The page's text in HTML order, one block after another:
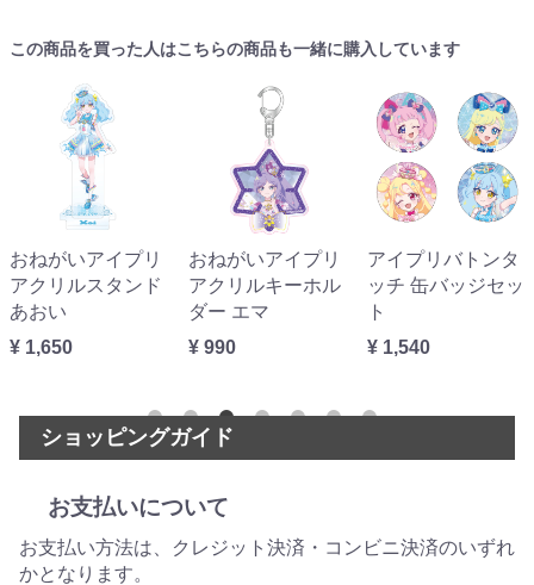
この商品を買った人はこちらの商品も一緒に購入しています
おねがいアイプリ
アクリルスタンド
あおい
¥ 1,650
おねがいアイプリ
アクリルキーホル
ダー エマ
¥ 990
アイプリバトンタ
ッチ 缶バッジセッ
ト
¥ 1,540
ショッピングガイド
お支払いについて
お支払い方法は、クレジット決済・コンビニ決済のいずれ
かとなります。